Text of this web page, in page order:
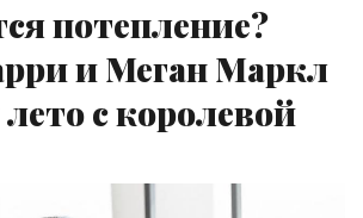
потепление?
и Меган Маркл
с королевой